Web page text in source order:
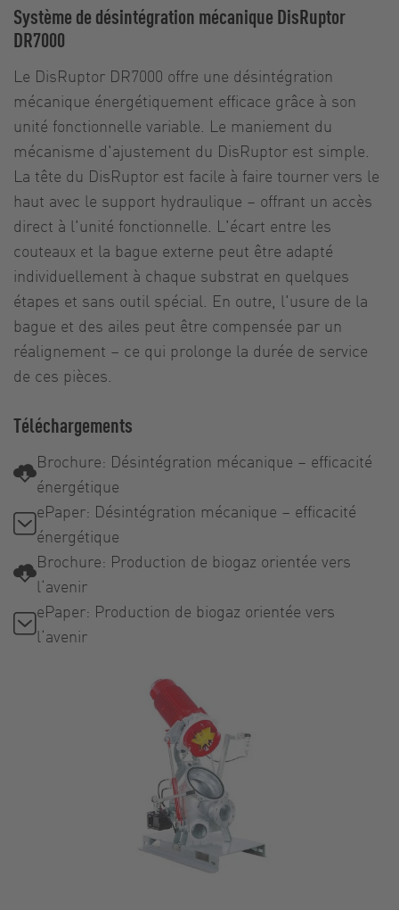
Système de désintégration mécanique DisRuptor
DR7000
Le DisRuptor DR7000 offre une désintégration
mécanique énergétiquement efficace grâce à son
unité fonctionnelle variable. Le maniement du
mécanisme d'ajustement du DisRuptor est simple.
La tête du DisRuptor est facile à faire tourner vers le
haut avec le support hydraulique – offrant un accès
direct à l'unité fonctionnelle. L'écart entre les
couteaux et la bague externe peut être adapté
individuellement à chaque substrat en quelques
étapes et sans outil spécial. En outre, l'usure de la
bague et des ailes peut être compensée par un
réalignement – ce qui prolonge la durée de service
de ces pièces.
Téléchargements
Brochure: Désintégration mécanique – efficacité
énergétique
ePaper: Désintégration mécanique – efficacité
énergétique
Brochure: Production de biogaz orientée vers
l‘avenir
ePaper: Production de biogaz orientée vers
l‘avenir